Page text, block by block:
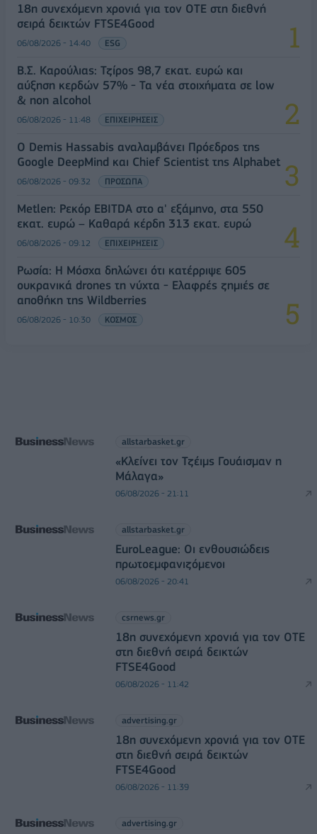
18η συνεχόμενη χρονιά για τον ΟΤΕ στη διεθνή
σειρά δεικτών FTSE4Good
06/08/2026 - 14:40 ESG
Β.Σ. Καρούλιας: Τζίρος 98,7 εκατ. ευρώ και
αύξηση κερδών 57% - Τα νέα στοιχήματα σε low
& non alcohol
06/08/2026 - 11:48 ΕΠΙΧΕΙΡΗΣΕΙΣ
Ο Demis Hassabis αναλαμβάνει Πρόεδρος της
Google DeepMind και Chief Scientist της Alphabet
06/08/2026 - 09:32 ΠΡΟΣΩΠΑ
Metlen: Ρεκόρ EBITDA στο α' εξάμηνο, στα 550
εκατ. ευρώ – Καθαρά κέρδη 313 εκατ. ευρώ
06/08/2026 - 09:12 ΕΠΙΧΕΙΡΗΣΕΙΣ
Ρωσία: Η Μόσχα δηλώνει ότι κατέρριψε 605
ουκρανικά drones τη νύχτα - Ελαφρές ζημιές σε
αποθήκη της Wildberries
06/08/2026 - 10:30 ΚΟΣΜΟΣ
allstarbasket.gr
«Κλείνει τον Τζέιμς Γουάισμαν η
Μάλαγα»
06/08/2026 - 21:11
allstarbasket.gr
EuroLeague: Οι ενθουσιώδεις
πρωτοεμφανιζόμενοι
06/08/2026 - 20:41
csrnews.gr
18η συνεχόμενη χρονιά για τον ΟΤΕ
στη διεθνή σειρά δεικτών
FTSE4Good
06/08/2026 - 11:42
advertising.gr
18η συνεχόμενη χρονιά για τον ΟΤΕ
στη διεθνή σειρά δεικτών
FTSE4Good
06/08/2026 - 11:39
advertising.gr